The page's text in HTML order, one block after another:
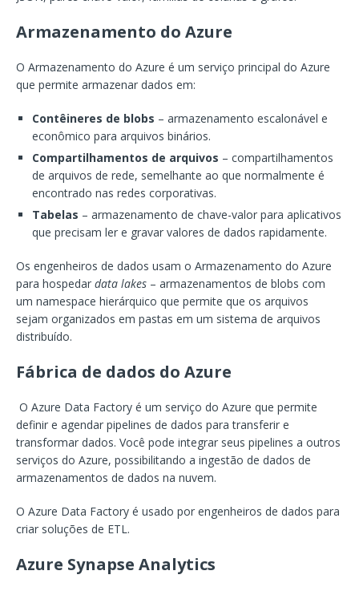
Armazenamento do Azure
O Armazenamento do Azure é um serviço principal do Azure
que permite armazenar dados em:
Contêineres de blobs – armazenamento escalonável e
econômico para arquivos binários.
Compartilhamentos de arquivos – compartilhamentos
de arquivos de rede, semelhante ao que normalmente é
encontrado nas redes corporativas.
Tabelas – armazenamento de chave-valor para aplicativos
que precisam ler e gravar valores de dados rapidamente.
Os engenheiros de dados usam o Armazenamento do Azure
para hospedar data lakes – armazenamentos de blobs com
um namespace hierárquico que permite que os arquivos
sejam organizados em pastas em um sistema de arquivos
distribuído.
Fábrica de dados do Azure
O Azure Data Factory é um serviço do Azure que permite
definir e agendar pipelines de dados para transferir e
transformar dados. Você pode integrar seus pipelines a outros
serviços do Azure, possibilitando a ingestão de dados de
armazenamentos de dados na nuvem.
O Azure Data Factory é usado por engenheiros de dados para
criar soluções de ETL.
Azure Synapse Analytics